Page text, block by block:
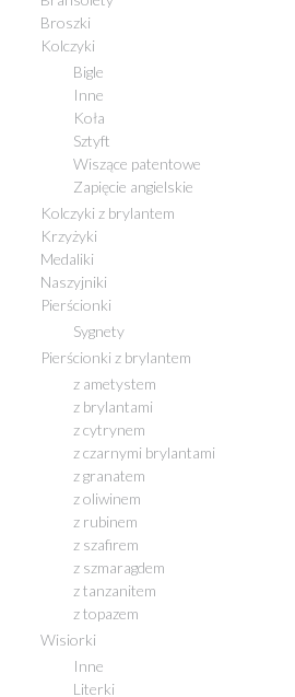
Broszki
Kolczyki
Bigle
Inne
Koła
Sztyft
Wiszące patentowe
Zapięcie angielskie
Kolczyki z brylantem
Krzyżyki
Medaliki
Naszyjniki
Pierścionki
Sygnety
Pierścionki z brylantem
z ametystem
z brylantami
z cytrynem
z czarnymi brylantami
z granatem
z oliwinem
z rubinem
z szafirem
z szmaragdem
z tanzanitem
z topazem
Wisiorki
Inne
Literki